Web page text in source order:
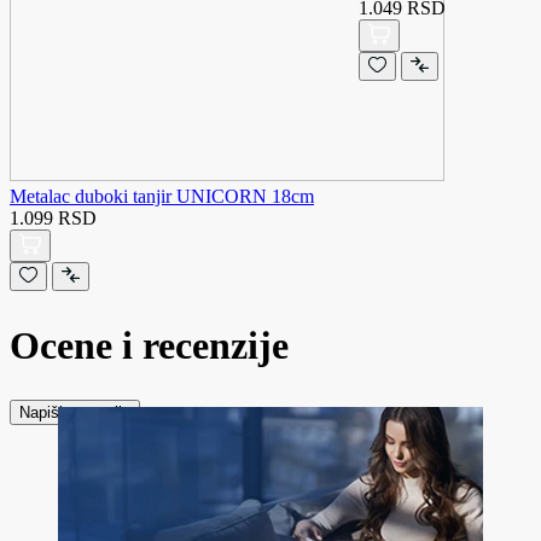
Metalac duboki tanjir UNICORN 18cm
1.099 RSD
1.049 RSD
Ocene i recenzije
Napiši recenziju